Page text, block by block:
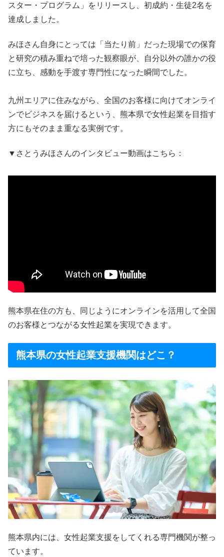
スター・プログラム」をリリースし、初成約・生徒2名を
達成しました。
みほさん自身にとっては「当たり前」だった現場での保育
と研究の積み重ねで培った観察眼が、自分以外の誰かの役
に立ち、感動を手渡す専門性になった瞬間でした。
九州エリアに住みながら、全国のお客様に向けてオンライ
ンでビジネスを届けるという、熊本県で女性起業を目指す
方にもそのまま重なる実例です。
▼さとうみほさんのインタビュー動画はこちら：
熊本県在住の方も、同じようにオンラインを活用して全国
のお客様とつながる女性起業を実現できます。
熊本県の女性起業支援機関はどこ？
熊本県内には、女性起業支援をしてくれる専門機関が整っ
ています。